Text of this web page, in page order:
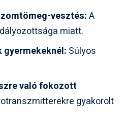
vesztés:A
miatt.
gyermekeknél: Súlyos
való fokozott
gyakorolt